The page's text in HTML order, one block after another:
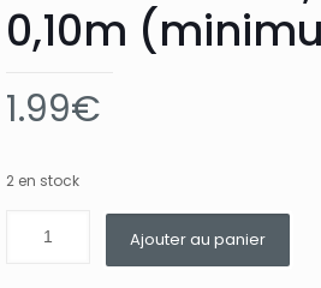
0,10m
1.99€
2 en stock
Ajouter au panier